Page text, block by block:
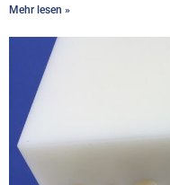
Mehr lesen »